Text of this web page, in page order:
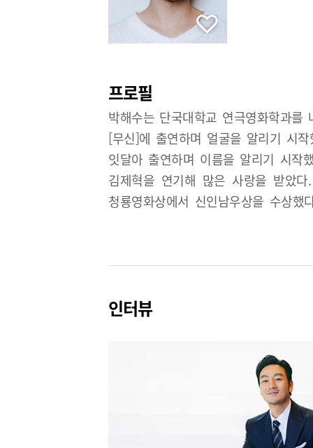
프로필
박해수는 단국대학교 연극영화학과
[무신]에 출연하며 얼굴을 알리기 시
잇달아 출연하며 이름을 알리기 시작
김제혁을 연기해 많은 사랑을 받았
청룡영화상에서 신인남우상을 수상
설경구와 스파이액션극을 펼쳤다.
펼친다. 2024년 안톤 체호프 원작을
[버터플라이]에 출연할 예정이다.
인터뷰